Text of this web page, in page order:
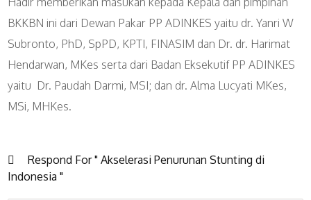
BKKBN ini dari Dewan Pakar PP ADINKES yaitu dr. Yanri W
Subronto, PhD, SpPD, KPTI, FINASIM dan Dr. dr. Harimat
Hendarwan, MKes serta dari Badan Eksekutif PP ADINKES
yaitu Dr. Paudah Darmi, MSI; dan dr. Alma Lucyati MKes,
MSi, MHKes.
Respond For " Akselerasi Penurunan Stunting di
Indonesia "